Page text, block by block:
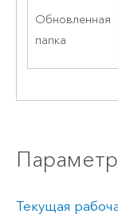
Обновленная
папка
Текущая